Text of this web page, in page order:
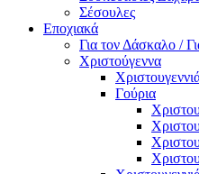
Σέσουλες
Εποχιακά
Για τον Δάσκαλο /
Χριστούγεννα
Γούρια